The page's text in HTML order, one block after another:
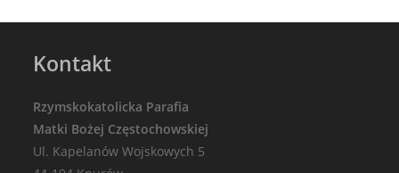
Kontakt
Rzymskokatolicka Parafia
Matki Bożej Częstochowskiej
Ul. Kapelanów Wojskowych 5